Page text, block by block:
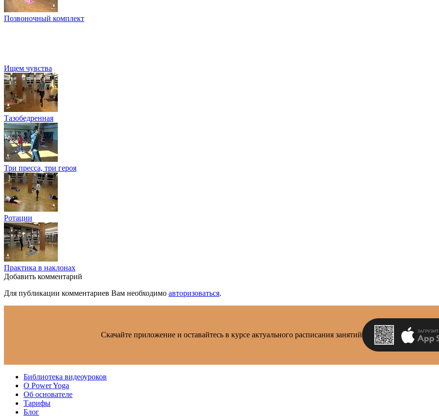
Позвоночный комплект
Ищем чувства
Тазобедренная
Три пресса, три героя
Ротации
Практика в наклонах
Добавить комментарий
Для публикации комментариев Вам необходимо авторизоваться.
Скачайте приложение и оставайтесь в курсе актуального расписания занятий
Библиотека видеоуроков
О Power Yoga
Об основателе
Тарифы
Блог